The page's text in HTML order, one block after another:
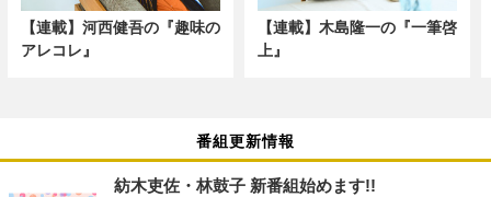
【連載】河西健吾の『趣味の
アレコレ』
【連載】木島隆一の『一筆啓
上』
番組更新情報
紡木吏佐・林鼓子 新番組始めます!!